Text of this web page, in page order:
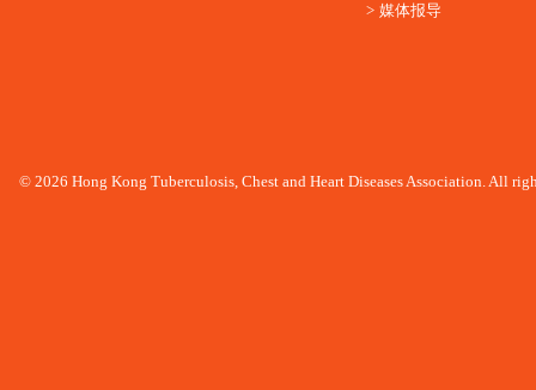
媒体报导
© 2026 Hong Kong Tuberculosis, Chest and Heart Diseases Association. All